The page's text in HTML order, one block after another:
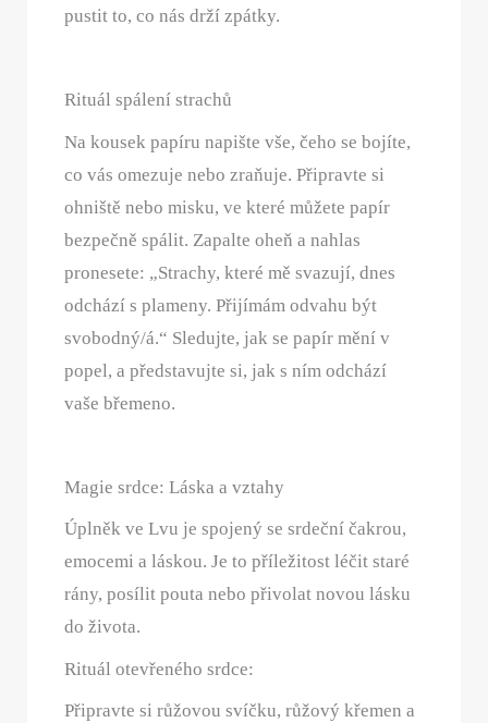
pustit to, co nás drží zpátky.
Rituál spálení strachů
Na kousek papíru napište vše, čeho se bojíte,
co vás omezuje nebo zraňuje. Připravte si
ohniště nebo misku, ve které můžete papír
bezpečně spálit. Zapalte oheň a nahlas
pronesete: „Strachy, které mě svazují, dnes
odchází s plameny. Přijímám odvahu být
svobodný/á.“ Sledujte, jak se papír mění v
popel, a představujte si, jak s ním odchází
vaše břemeno.
Magie srdce: Láska a vztahy
Úplněk ve Lvu je spojený se srdeční čakrou,
emocemi a láskou. Je to příležitost léčit staré
rány, posílit pouta nebo přivolat novou lásku
do života.
Rituál otevřeného srdce:
Připravte si růžovou svíčku, růžový křemen a